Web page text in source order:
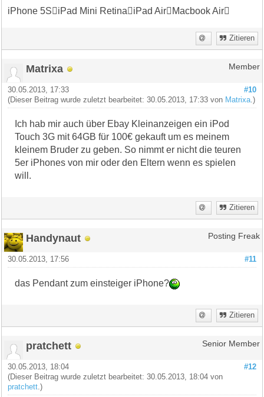
iPhone 5SiPad Mini RetinaiPad AirMacbook Air
Zitieren
Matrixa Member
#10
30.05.2013, 17:33
(Dieser Beitrag wurde zuletzt bearbeitet: 30.05.2013, 17:33 von Matrixa.)
Ich hab mir auch über Ebay Kleinanzeigen ein iPod
Touch 3G mit 64GB für 100€ gekauft um es meinem
kleinem Bruder zu geben. So nimmt er nicht die teuren
5er iPhones von mir oder den Eltern wenn es spielen
will.
Zitieren
Handynaut Posting Freak
#11
30.05.2013, 17:56
das Pendant zum einsteiger iPhone?
Zitieren
pratchett Senior Member
#12
30.05.2013, 18:04
(Dieser Beitrag wurde zuletzt bearbeitet: 30.05.2013, 18:04 von
pratchett.)